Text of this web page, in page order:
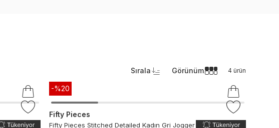
Sırala Görünüm 4 ürün
-%20
Fifty Pieces
Fifty Pieces Stitched Detailed Kadın Gri Jogger